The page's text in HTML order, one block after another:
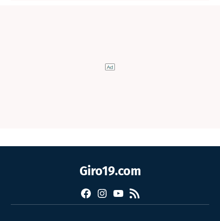
Giro19.com
FacebookInstagram
YouTube
RSS